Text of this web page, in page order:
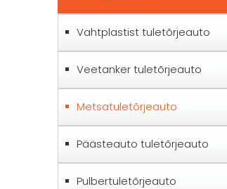
Vahtplastist tuletõrjeauto
Veetanker tuletõrjeauto
Metsatuletõrjeauto
Päästeauto tuletõrjeauto
Pulbertuletõrjeauto